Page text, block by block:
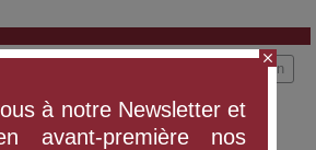
Connexion
close
à notre Newsletter et
avant-première nos